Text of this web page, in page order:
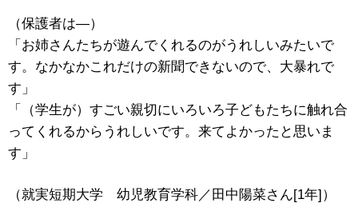
（保護者は―）
「お姉さんたちが遊んでくれるのがうれしいみたいで
す。なかなかこれだけの新聞できないので、大暴れで
す」
「（学生が）すごい親切にいろいろ子どもたちに触れ合
ってくれるからうれしいです。来てよかったと思いま
す」
（就実短期大学 幼児教育学科／田中陽菜さん[1年]）